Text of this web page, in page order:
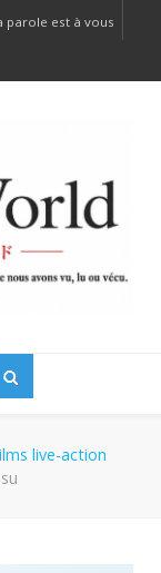
parole est à vous
live-action